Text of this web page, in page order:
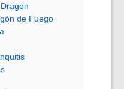
de Fuego